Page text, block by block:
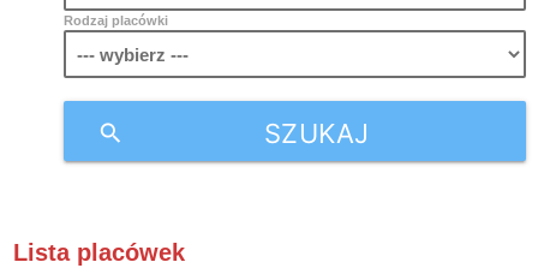
Rodzaj placówki
SZUKAJ
search
Lista placówek